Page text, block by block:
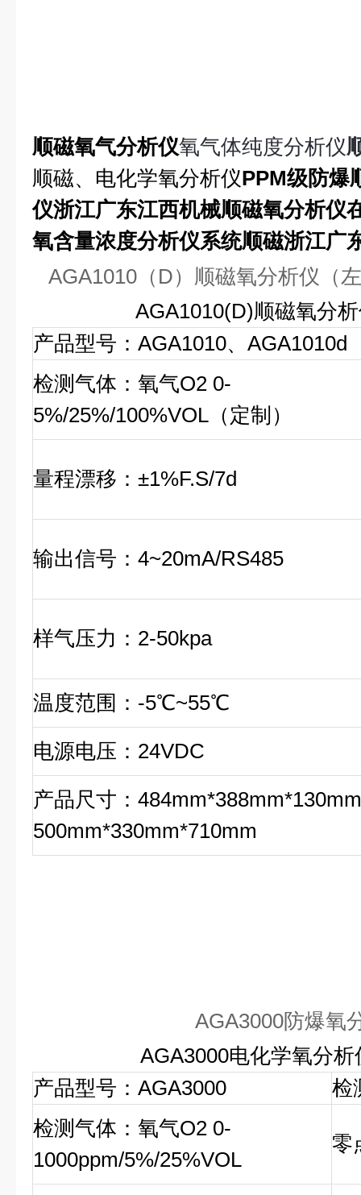
顺磁氧气分析仪氧气体纯度分析仪
顺磁、电化学氧分析仪PPM级防爆
仪浙江广东江西机械顺磁氧分析仪
氧含量浓度分析仪系统顺磁浙江广
AGA1010（D）顺磁氧分析仪（
AGA1010(D)顺磁氧分
产品型号：AGA1010、AGA1010d
检测气体：氧气O2 0-
5%/25%/100%VOL（定制）
量程漂移：±1%F.S/7d
输出信号：4~20mA/RS485
样气压力：2-50kpa
温度范围：-5℃~55℃
电源电压：24VDC
产品尺寸：484mm*388mm*130mm
500mm*330mm*710mm
AGA3000防爆氧
AGA3000电化学氧分
产品型号：AGA3000
检
检测气体：氧气O2 0-
1000ppm/5%/25%VOL
零